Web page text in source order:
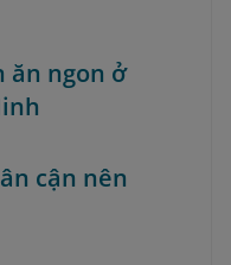
ăn ngon ở
cận nên